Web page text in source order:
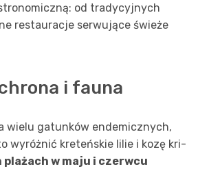
od tradycyjnych
restauracje serwujące świeże
i fauna
wielu gatunków endemicznych,
wyróżnić kreteńskie lilie i kozę kri-
plażach w maju i czerwcu